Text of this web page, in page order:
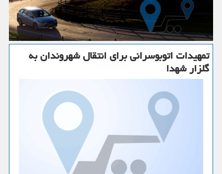
تمهیدات اتوبوسرانی برای انتقال شهروندان به
گلزار شهدا